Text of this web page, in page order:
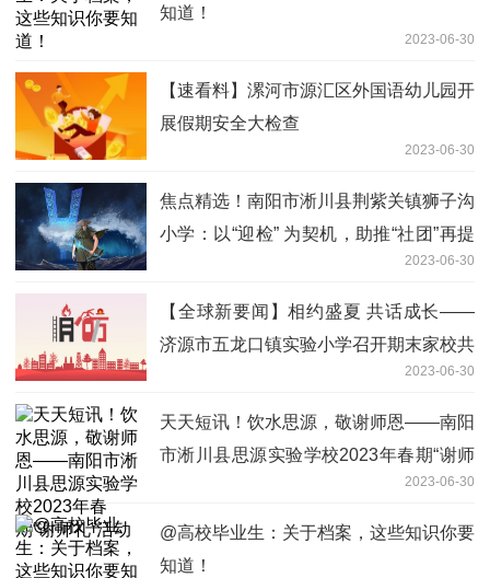
知道！
2023-06-30
【速看料】漯河市源汇区外国语幼儿园开
展假期安全大检查
2023-06-30
焦点精选！南阳市淅川县荆紫关镇狮子沟
小学：以“迎检” 为契机，助推“社团”再提
2023-06-30
【全球新要闻】相约盛夏 共话成长——
济源市五龙口镇实验小学召开期末家校共
2023-06-30
天天短讯！饮水思源，敬谢师恩——南阳
市淅川县思源实验学校2023年春期“谢师
2023-06-30
@高校毕业生：关于档案，这些知识你要
知道！